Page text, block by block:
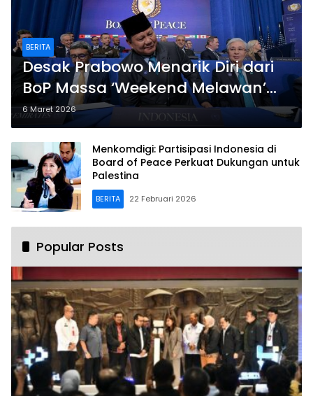
BERITA
Desak Prabowo Menarik Diri dari
BoP Massa ‘Weekend Melawan’
Demo di DPR
6 Maret 2026
Menkomdigi: Partisipasi Indonesia di
Board of Peace Perkuat Dukungan untuk
Palestina
BERITA 22 Februari 2026
Popular Posts